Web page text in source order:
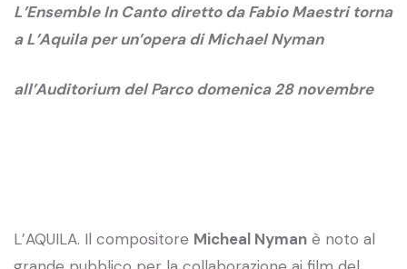
L’Ensemble In Canto diretto da Fabio Maestri torna
a L’Aquila per un’opera di Michael Nyman
all’Auditorium del Parco domenica 28 novembre
L’AQUILA. Il compositore Micheal Nyman è noto al